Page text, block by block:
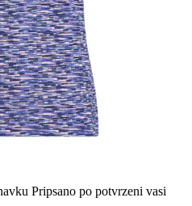
Pripsano po potvrzeni vasi